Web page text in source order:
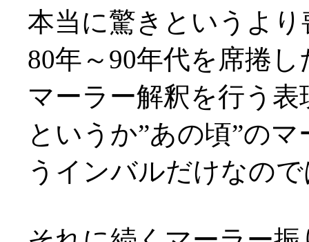
本当に驚きというよ
80年～90年代を席捲
マーラー解釈を行う
というか”あの頃”の
うインバルだけなの